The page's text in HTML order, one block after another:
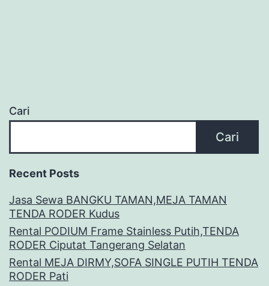
Cari
Cari
Recent Posts
Jasa Sewa BANGKU TAMAN,MEJA TAMAN
TENDA RODER Kudus
Rental PODIUM Frame Stainless Putih,TENDA
RODER Ciputat Tangerang Selatan
Rental MEJA DIRMY,SOFA SINGLE PUTIH TENDA
RODER Pati